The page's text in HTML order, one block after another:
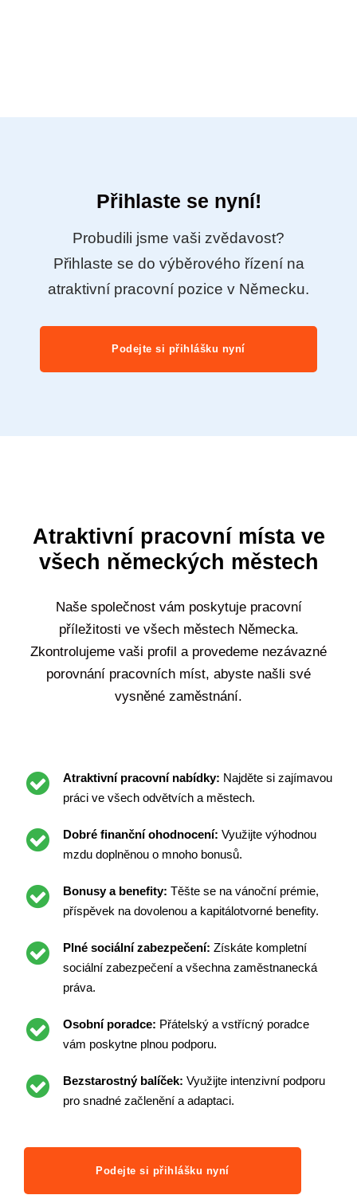
Přihlaste se nyní!
Probudili jsme vaši zvědavost?
Přihlaste se do výběrového řízení na
atraktivní pracovní pozice v Německu.
Podejte si přihlášku nyní
Atraktivní pracovní místa ve
všech německých městech
Naše společnost vám poskytuje pracovní
příležitosti ve všech městech Německa.
Zkontrolujeme vaši profil a provedeme nezávazné
porovnání pracovních míst, abyste našli své
vysněné zaměstnání.
Atraktivní pracovní nabídky: Najděte si zajímavou
práci ve všech odvětvích a městech.
Dobré finanční ohodnocení: Využijte výhodnou
mzdu doplněnou o mnoho bonusů.
Bonusy a benefity: Těšte se na vánoční prémie,
příspěvek na dovolenou a kapitálotvorné benefity.
Plné sociální zabezpečení: Získáte kompletní
sociální zabezpečení a všechna zaměstnanecká
práva.
Osobní poradce: Přátelský a vstřícný poradce
vám poskytne plnou podporu.
Bezstarostný balíček: Využijte intenzivní podporu
pro snadné začlenění a adaptaci.
Podejte si přihlášku nyní